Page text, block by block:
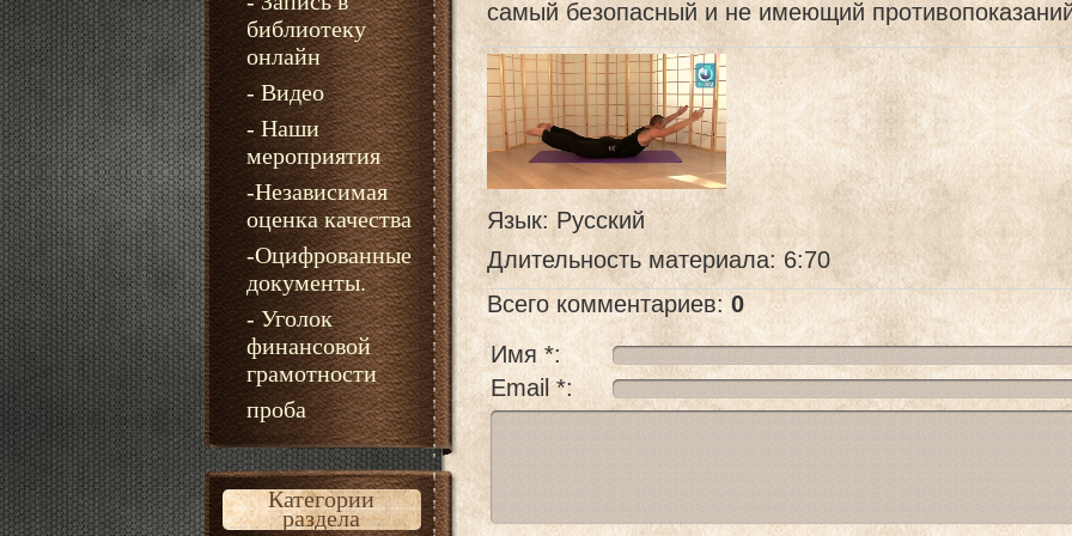
библиотеку
онлайн
- Видео
- Наши
мероприятия
-Независимая
оценка качества
-Оцифрованные
документы.
- Уголок
финансовой
грамотности
проба
Категории
раздела
самый безопасный и не имеющий
Язык: Русский
Длительность материала: 6:70
Всего комментариев: 0
Имя *:
Email *: